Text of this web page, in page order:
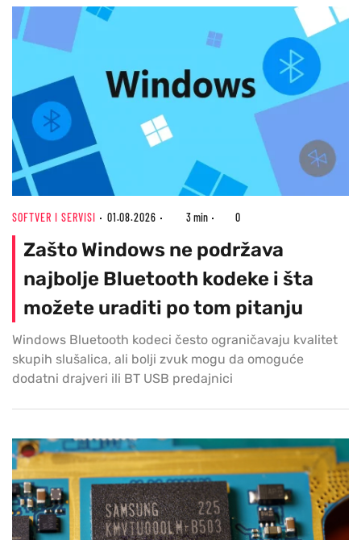
SOFTVER I SERVISI 01.08.2026 3 min 0
Zašto Windows ne podržava
najbolje Bluetooth kodeke i šta
možete uraditi po tom pitanju
Windows Bluetooth kodeci često ograničavaju kvalitet
skupih slušalica, ali bolji zvuk mogu da omoguće
dodatni drajveri ili BT USB predajnici